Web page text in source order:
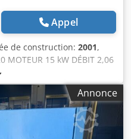
Appel
de construction: 2001,
MOTEUR 15 kW DÉBIT 2,06
DE FABRICATION 2001
DE FONCTIONNEMENT.
455,- GARANTIE, SERVICE
ASSURÉS. Credpfxogzv Epo
Annonce